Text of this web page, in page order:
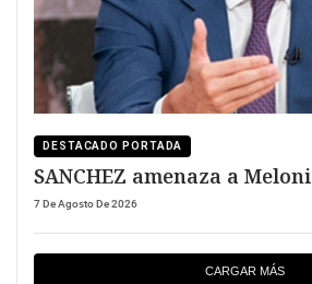
DESTACADO PORTADA
SANCHEZ amenaza a Meloni
7 De Agosto De 2026
CARGAR MÁS